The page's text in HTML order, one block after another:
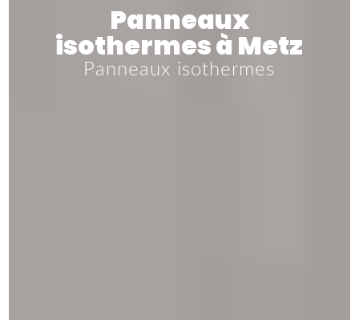
Panneaux
isothermes à Metz
Panneaux isothermes